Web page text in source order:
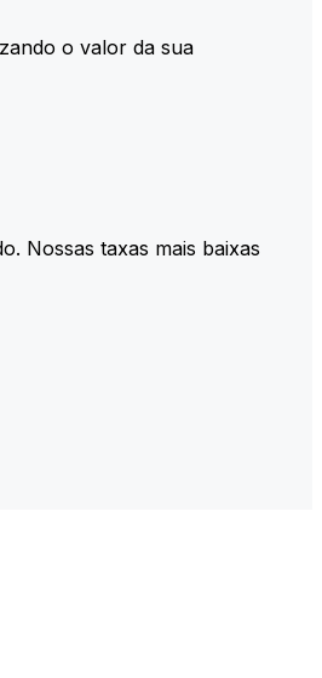
o valor da sua
Nossas taxas mais baixas